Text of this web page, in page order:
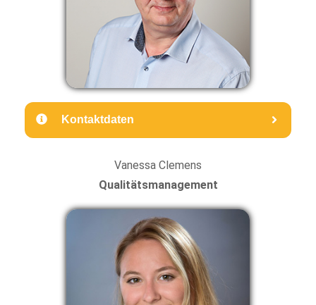
Kontaktdaten
Vanessa Clemens
Qualitätsmanagement